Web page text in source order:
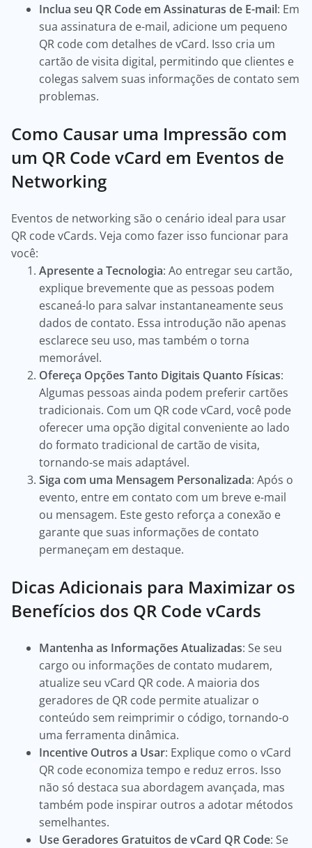
Inclua seu QR Code em Assinaturas de E-mail: Em
sua assinatura de e-mail, adicione um pequeno
QR code com detalhes de vCard. Isso cria um
cartão de visita digital, permitindo que clientes e
colegas salvem suas informações de contato sem
problemas.
Como Causar uma Impressão com
um QR Code vCard em Eventos de
Networking
Eventos de networking são o cenário ideal para usar
QR code vCards. Veja como fazer isso funcionar para
você:
Apresente a Tecnologia: Ao entregar seu cartão,
explique brevemente que as pessoas podem
escaneá-lo para salvar instantaneamente seus
dados de contato. Essa introdução não apenas
esclarece seu uso, mas também o torna
memorável.
Ofereça Opções Tanto Digitais Quanto Físicas:
Algumas pessoas ainda podem preferir cartões
tradicionais. Com um QR code vCard, você pode
oferecer uma opção digital conveniente ao lado
do formato tradicional de cartão de visita,
tornando-se mais adaptável.
Siga com uma Mensagem Personalizada: Após o
evento, entre em contato com um breve e-mail
ou mensagem. Este gesto reforça a conexão e
garante que suas informações de contato
permaneçam em destaque.
Dicas Adicionais para Maximizar os
Benefícios dos QR Code vCards
Mantenha as Informações Atualizadas: Se seu
cargo ou informações de contato mudarem,
atualize seu vCard QR code. A maioria dos
geradores de QR code permite atualizar o
conteúdo sem reimprimir o código, tornando-o
uma ferramenta dinâmica.
Incentive Outros a Usar: Explique como o vCard
QR code economiza tempo e reduz erros. Isso
não só destaca sua abordagem avançada, mas
também pode inspirar outros a adotar métodos
semelhantes.
Use Geradores Gratuitos de vCard QR Code: Se